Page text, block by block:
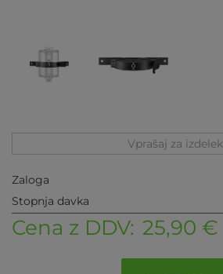
Vprašaj za izdelek
Zaloga
Stopnja davka
Cena z DDV: 25,90 €